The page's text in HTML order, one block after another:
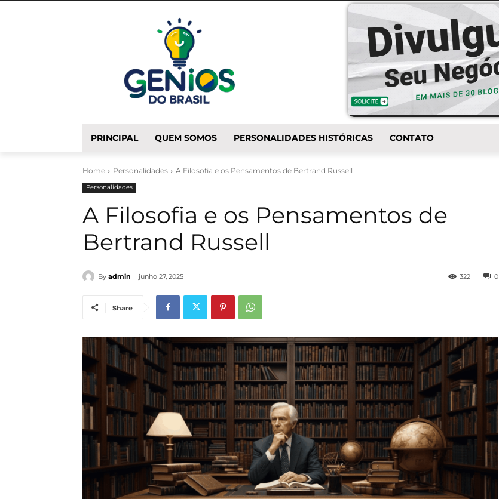
PRINCIPAL QUEM SOMOS PERSONALIDADES HISTÓRICAS CONTATO
Home Personalidades A Filosofia e os Pensamentos de Bertrand Russell
Personalidades
A Filosofia e os Pensamentos de
Bertrand Russell
By admin junho 27, 2025 0
322
Share